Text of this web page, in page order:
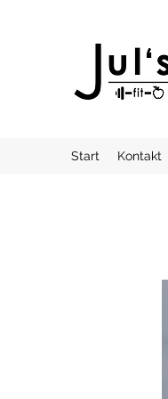
Start Kontakt